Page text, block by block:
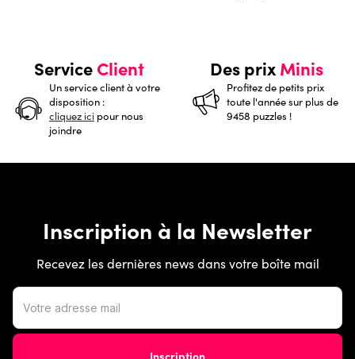
ServiceClient
Un service client à votre
disposition :
cliquez ici pour nous
joindre
Des prixMinis
Profitez de petits prix
toute l'année sur plus de
9458 puzzles !
Inscription à la Newsletter
Recevez les dernières news dans votre boîte mail